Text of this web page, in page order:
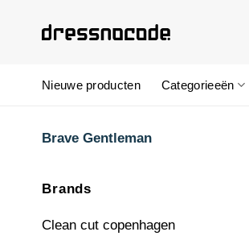
Nieuwe producten Categorieeën
Brave Gentleman
Brands
Clean cut copenhagen